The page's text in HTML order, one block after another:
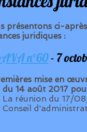
présentons ci-après
juridiques :
n°60- 7
mise en
du 14 août 2017
La réunion du 17/
Conseil